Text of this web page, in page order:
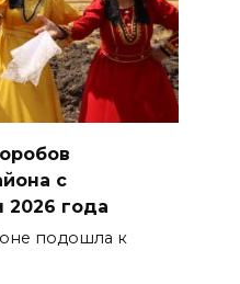
с
года
подошла к